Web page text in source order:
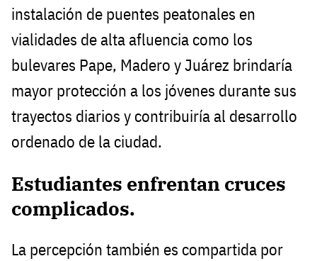
instalación de puentes peatonales en
vialidades de alta afluencia como los
bulevares Pape, Madero y Juárez brindaría
mayor protección a los jóvenes durante sus
trayectos diarios y contribuiría al desarrollo
ordenado de la ciudad.
Estudiantes enfrentan cruces
complicados.
La percepción también es compartida por